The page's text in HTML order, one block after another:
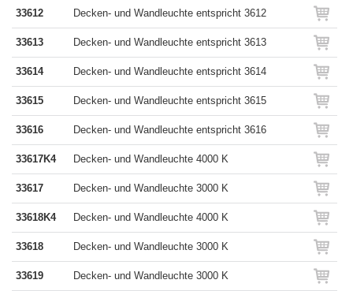
33612 Decken- und Wandleuchte entspricht 3612
33613 Decken- und Wandleuchte entspricht 3613
33614 Decken- und Wandleuchte entspricht 3614
33615 Decken- und Wandleuchte entspricht 3615
33616 Decken- und Wandleuchte entspricht 3616
33617K4 Decken- und Wandleuchte 4000 K
33617 Decken- und Wandleuchte 3000 K
33618K4 Decken- und Wandleuchte 4000 K
33618 Decken- und Wandleuchte 3000 K
33619 Decken- und Wandleuchte 3000 K